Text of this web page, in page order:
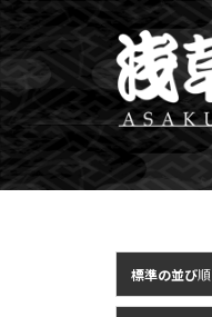
Skip
to
content
標準の並び順